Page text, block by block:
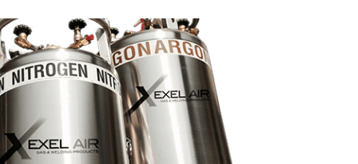
de calidad
con los más altos estándares de
un rendimiento excepcional y una total